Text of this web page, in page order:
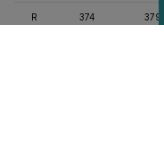
R 374 379